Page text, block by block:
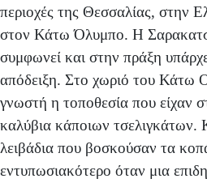
περιοχές της Θεσσαλίας, στην
στον Κάτω Όλυμπο. Η
συμφωνεί και στην πράξη
απόδειξη. Στο χωριό του Κάτω
γνωστή η τοποθεσία που είχαν
καλύβια κάποιων τσελιγκάτων.
λειβάδια που βοσκούσαν τα
εντυπωσιακότερο όταν μια